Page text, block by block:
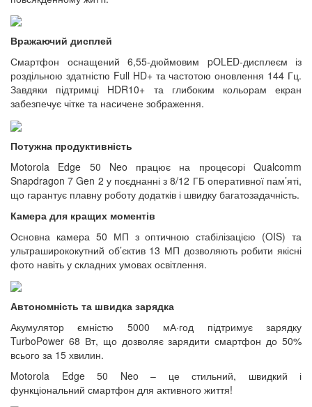
Вражаючий дисплей
Смартфон оснащений 6,55-дюймовим pOLED-дисплеєм із
роздільною здатністю Full HD+ та частотою оновлення 144 Гц.
Завдяки підтримці HDR10+ та глибоким кольорам екран
забезпечує чітке та насичене зображення.
Потужна продуктивність
Motorola Edge 50 Neo працює на процесорі Qualcomm
Snapdragon 7 Gen 2 у поєднанні з 8/12 ГБ оперативної пам’яті,
що гарантує плавну роботу додатків і швидку багатозадачність.
Камера для кращих моментів
Основна камера 50 МП з оптичною стабілізацією (OIS) та
ультраширококутний об’єктив 13 МП дозволяють робити якісні
фото навіть у складних умовах освітлення.
Автономність та швидка зарядка
Акумулятор ємністю 5000 мА·год підтримує зарядку
TurboPower 68 Вт, що дозволяє зарядити смартфон до 50%
всього за 15 хвилин.
Motorola Edge 50 Neo – це стильний, швидкий і
функціональний смартфон для активного життя!